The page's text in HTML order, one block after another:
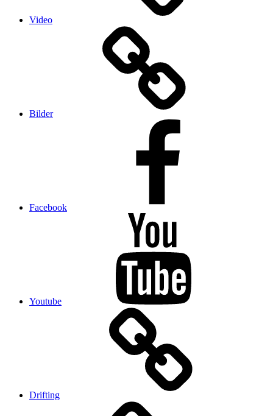
Video
Bilder
Facebook
Youtube
Drifting